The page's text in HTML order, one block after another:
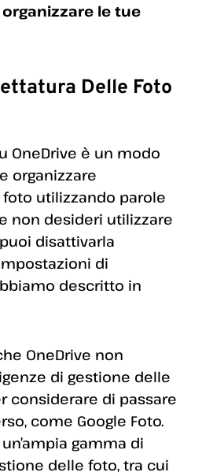
organizzare le tue
Delle Foto
OneDrive è un modo
organizzare
utilizzando parole
non desideri utilizzare
disattivarla
di
descritto in
OneDrive non
di gestione delle
considerare di passare
come Google Foto.
gamma di
delle foto, tra cui